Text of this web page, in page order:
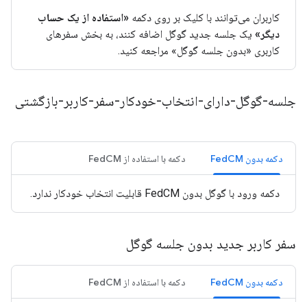
کاربران می‌توانند با کلیک بر روی دکمه «استفاده از یک حساب
دیگر» یک جلسه جدید گوگل اضافه کنند، به بخش سفرهای
کاربری «بدون جلسه گوگل» مراجعه کنید.
جلسه-گوگل-دارای-انتخاب-خودکار-سفر-کاربر-بازگشتی
دکمه بدون FedCM دکمه با استفاده از FedCM
دکمه ورود با گوگل بدون FedCM قابلیت انتخاب خودکار ندارد.
سفر کاربر جدید بدون جلسه گوگل
دکمه بدون FedCM دکمه با استفاده از FedCM